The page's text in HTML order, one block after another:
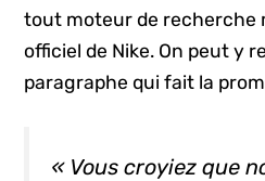
tout moteur de recherche
officiel de Nike. On peut y
paragraphe qui fait la
« Vous croyiez que